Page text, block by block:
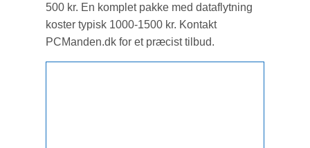
500 kr. En komplet pakke med dataflytning
koster typisk 1000-1500 kr. Kontakt
PCManden.dk for et præcist tilbud.